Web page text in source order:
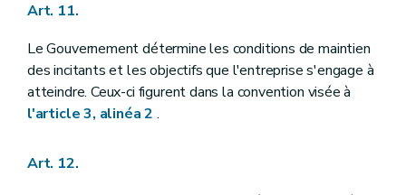
Art. 11.
Le Gouvernement détermine les conditions de maintien
des incitants et les objectifs que l'entreprise s'engage à
atteindre. Ceux-ci figurent dans la convention visée à
l'article 3, alinéa 2 .
Art. 12.